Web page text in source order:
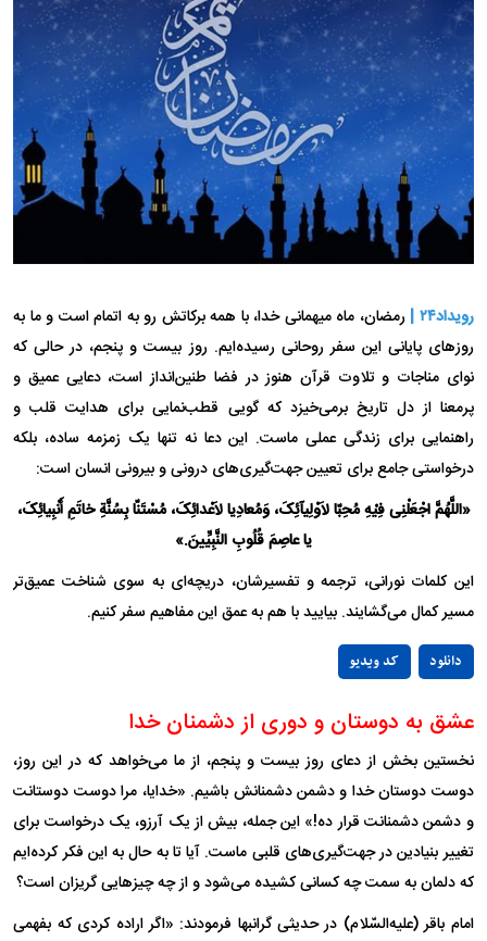
رویداد۲۴ |
رمضان، ماه میهمانی خدا، با همه برکاتش رو به اتمام است و ما به
روز‌های پایانی این سفر روحانی رسیده‌ایم. روز بیست و پنجم، در حالی که
نوای مناجات و تلاوت قرآن هنوز در فضا طنین‌انداز است، دعایی عمیق و
پرمعنا از دل تاریخ برمی‌خیزد که گویی قطب‌نمایی برای هدایت قلب و
راهنمایی برای زندگی عملی ماست. این دعا نه تنها یک زمزمه ساده، بلکه
درخواستی جامع برای تعیین جهت‌گیری‌های درونی و بیرونی انسان است:
«اللَّهُمَّ اجْعَلْنِی فِیْهِ مُحِبّا لاَوْلِیآئِکَ، وَمُعادِیا لاَعْدائِکَ، مُسْتَنّا بِسُنَّةِ خاتَمِ أَنْبِیائِکَ،
یا عاصِمَ قُلُوبِ النَّبِیِّینَ.»
این کلمات نورانی، ترجمه و تفسیرشان، دریچه‌ای به سوی شناخت عمیق‌تر
مسیر کمال می‌گشایند. بیایید با هم به عمق این مفاهیم سفر کنیم.
Video
کد ویدیو دانلود
عشق به دوستان و دوری از دشمنان خدا
نخستین بخش از دعای روز بیست و پنجم، از ما می‌خواهد که در این روز،
دوست دوستان خدا و دشمن دشمنانش باشیم. «خدایا، مرا دوست دوستانت
و دشمن دشمنانت قرار ده!» این جمله، بیش از یک آرزو، یک درخواست برای
تغییر بنیادین در جهت‌گیری‌های قلبی ماست. آیا تا به حال به این فکر کرده‌ایم
که دلمان به سمت چه کسانی کشیده می‌شود و از چه چیز‌هایی گریزان است؟
امام باقر (علیه‌السّلام) در حدیثی گرانبها فرمودند: «اگر اراده کردی که بفهمی